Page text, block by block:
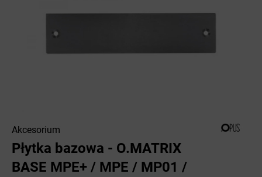
Akcesorium
Płytka bazowa - O.MATRIX
BASE MPE+ / MPE / MP01 /